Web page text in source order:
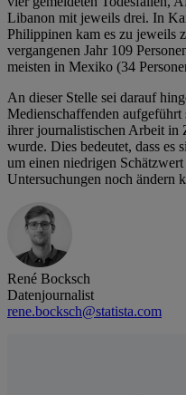
Libanon mit jeweils drei. In
Philippinen kam es zu jeweils
vergangenen Jahr 109
meisten in Mexiko (34
An dieser Stelle sei darauf
Medienschaffenden
ihrer journalistischen Arbeit in
wurde. Dies bedeutet, dass es
um einen niedrigen
Untersuchungen noch ändern
René Bocksch
Datenjournalist
rene.bocksch@statista.com